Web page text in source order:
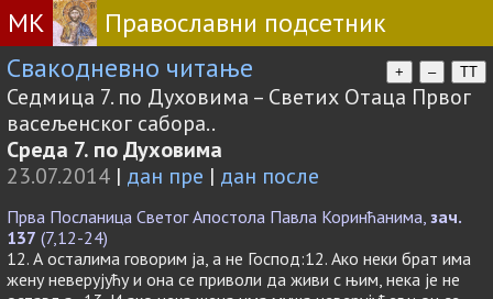
МК
Православни подсетник
Свакодневно читање
+ – TT
Седмица 7. по Духовима – Светих Отаца Првог
васељенског сабора..
Среда 7. по Духовима
23.07.2014 | дан пре | дан после
Прва Посланица Светог Апостола Павла Коринћанима, зач.
137 (7,12-24)
12. А осталима говорим ја, а не Господ:12. Ако неки брат има
жену неверујућу и она се приволи да живи с њим, нека је не